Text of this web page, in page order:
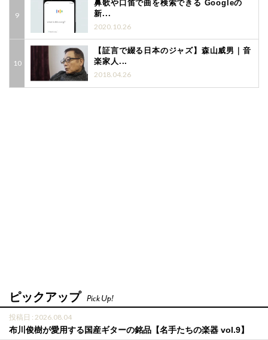
鼻歌や口笛で曲を検索できる Googleの
新...
2020.10.26
【証言で綴る日本のジャズ】森山威男｜音
楽家人...
2018.04.26
ピックアップ Pick Up!
投稿日 : 2026.08.04
布川俊樹が愛用する国産ギターの銘品【名手たちの楽器 vol.9】